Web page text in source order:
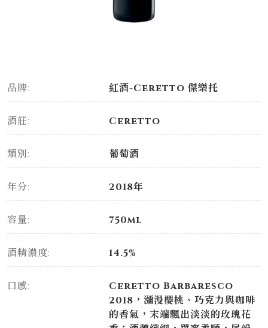
品牌: 紅酒-Ceretto 傑樂托
酒莊: Ceretto
類別: 葡萄酒
年分: 2018年
容量: 750ml
酒精濃度: 14.5%
口感:
Ceretto Barbaresco
2018，瀰漫櫻桃、巧克力與咖啡
的香氣，末端飄出淡淡的玫瑰花